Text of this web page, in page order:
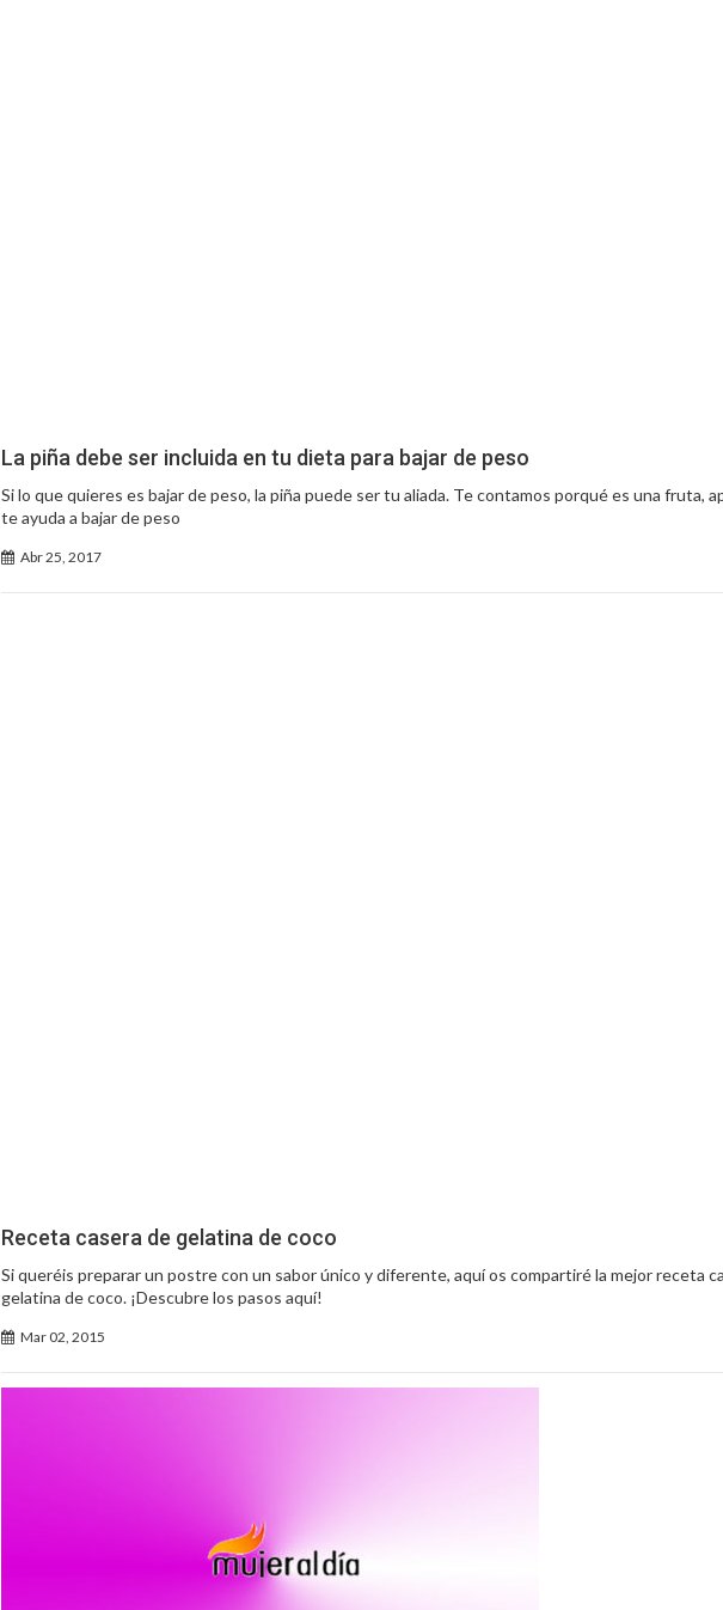
La piña debe ser incluida en tu dieta para bajar de peso
Si lo que quieres es bajar de peso, la piña puede ser tu aliada. Te contamos porqué es una fruta,
te ayuda a bajar de peso
Abr 25, 2017
Receta casera de gelatina de coco
Si queréis preparar un postre con un sabor único y diferente, aquí os compartiré la mejor receta
gelatina de coco. ¡Descubre los pasos aquí!
Mar 02, 2015